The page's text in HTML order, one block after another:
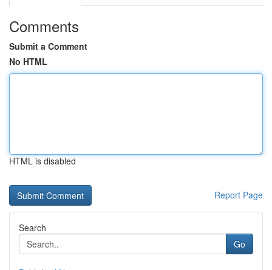
Comments
Submit a Comment
No HTML
HTML is disabled
Report Page
Search
Go